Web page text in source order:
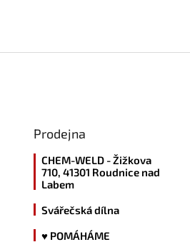
Prodejna
CHEM-WELD - Žižkova
710, 41301 Roudnice nad
Labem
Svářečská dílna
♥ POMÁHÁME